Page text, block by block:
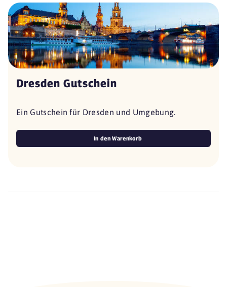
Dresden Gutschein
Ein Gutschein für Dresden und Umgebung.
In den Warenkorb